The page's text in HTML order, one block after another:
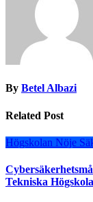
By Betel Albazi
Related Post
Högskolan Nöje
Tekniska